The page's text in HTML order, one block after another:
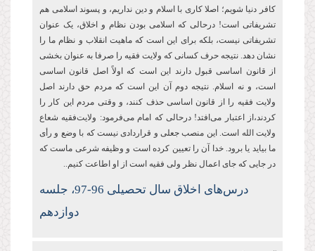
کافر دنیا شویم؛ اصلا کاری با اسلام و دین نداریم، و پسوند اسلامی هم
تشریفاتی است! درحالی که اسلامی بودن نظام و اخلاق، یک عنوان
تشریفاتی نیست، بلکه برای این است که ماهیت انقلاب و نظام ما را
نشان دهد. نتیجه حرف کسانی که ولایت فقیه را صرفا به عنوان بخشی
از قانون اساسی قبول دارند این است که اولاً اصل قانون اساسی
است، و نه اسلام. نتیجه دوم آن این است که مردم حق دارند اصل
ولایت فقیه را از قانون اساسی حذف کنند، و وقتی مردم این کار را
کردند،از اعتبار می‌افتد! درحالی که امام می‌فرمود: ولایت‌فقیه شعاع
ولایت الله است. این منصب جعلی و قراردادی نیست که با وضع و رأی
ما بیاید یا برود. خدا آن را تعیین کرده است و وظیفه شرعی ماست که
در جایی که جای اعمال نظر ولی فقیه است از او اطاعت کنیم..
درس‌های اخلاق سال تحصیلی 96-97، جلسه
دوازدهم